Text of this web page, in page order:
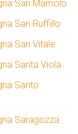
San Mamolo
San Ruffillo
San Vitale
Santa Viola
Santo
Saragozza